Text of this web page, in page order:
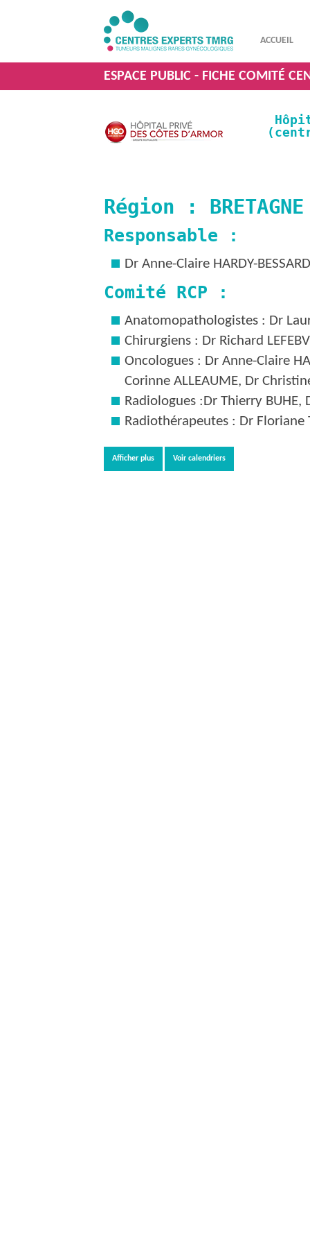
ACCUEIL
ESPACE PUBLIC - FICHE COMITÉ
Région : BRETAGNE
Responsable :
Dr Anne-Claire HARDY-BESSARD
Comité RCP :
Anatomopathologistes : Dr
Chirurgiens : Dr Richard
Oncologues : Dr Anne-Claire
Corinne ALLEAUME, Dr
Radiologues :Dr Thierry BUHE,
Radiothérapeutes : Dr Floriane